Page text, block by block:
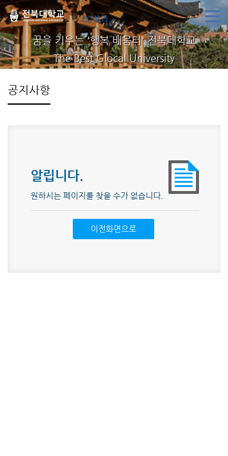
00학과
꿈을 키우는 '행복 배움터' 전북대학교
The Best Glocal University
공지사항
알립니다.
원하시는 페이지를 찾을 수가 없습니다.